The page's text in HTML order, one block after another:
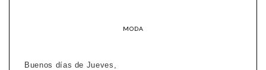
MODA
Buenos días de Jueves,